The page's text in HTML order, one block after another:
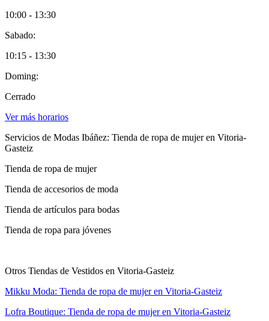
10:00 - 13:30
Sabado:
10:15 - 13:30
Doming:
Cerrado
Ver más horarios
Servicios de Modas Ibáñez: Tienda de ropa de mujer en Vitoria-
Gasteiz
Tienda de ropa de mujer
Tienda de accesorios de moda
Tienda de artículos para bodas
Tienda de ropa para jóvenes
Otros Tiendas de Vestidos en Vitoria-Gasteiz
Mikku Moda: Tienda de ropa de mujer en Vitoria-Gasteiz
Lofra Boutique: Tienda de ropa de mujer en Vitoria-Gasteiz